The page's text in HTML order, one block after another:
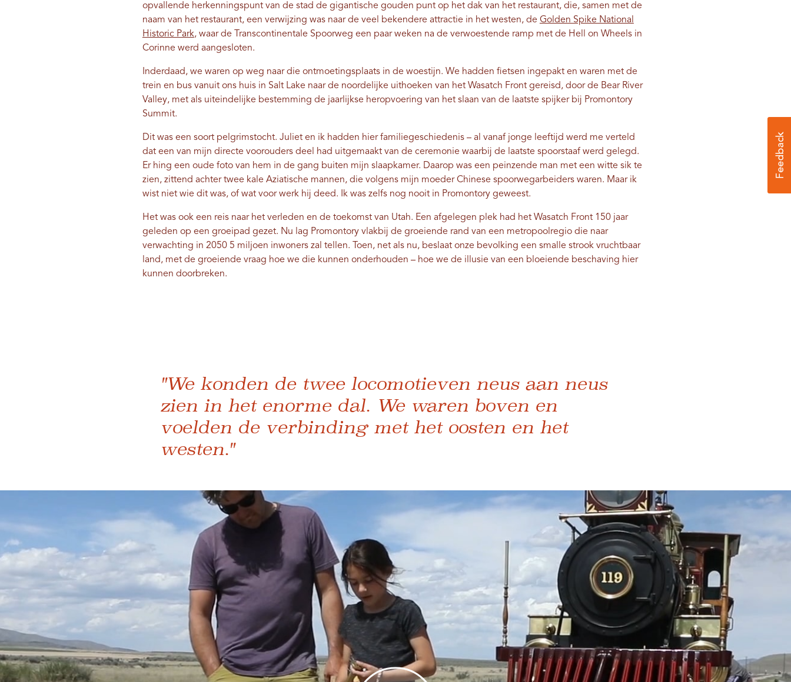
opvallende herkenningspunt van de stad de gigantische gouden punt op het dak van het restaurant, die, samen met de
naam van het restaurant, een verwijzing was naar de veel bekendere attractie in het westen, de Golden Spike National
Historic Park, waar de Transcontinentale Spoorweg een paar weken na de verwoestende ramp met de Hell on Wheels in
Corinne werd aangesloten.
Inderdaad, we waren op weg naar die ontmoetingsplaats in de woestijn. We hadden fietsen ingepakt en waren met de
trein en bus vanuit ons huis in Salt Lake naar de noordelijke uithoeken van het Wasatch Front gereisd, door de Bear River
Valley, met als uiteindelijke bestemming de jaarlijkse heropvoering van het slaan van de laatste spijker bij Promontory
Summit.
Dit was een soort pelgrimstocht. Juliet en ik hadden hier familiegeschiedenis – al vanaf jonge leeftijd werd me verteld
dat een van mijn directe voorouders deel had uitgemaakt van de ceremonie waarbij de laatste spoorstaaf werd gelegd.
Er hing een oude foto van hem in de gang buiten mijn slaapkamer. Daarop was een peinzende man met een witte sik te
zien, zittend achter twee kale Aziatische mannen, die volgens mijn moeder Chinese spoorwegarbeiders waren. Maar ik
wist niet wie dit was, of wat voor werk hij deed. Ik was zelfs nog nooit in Promontory geweest.
Het was ook een reis naar het verleden en de toekomst van Utah. Een afgelegen plek had het Wasatch Front 150 jaar
geleden op een groeipad gezet. Nu lag Promontory vlakbij de groeiende rand van een metropoolregio die naar
verwachting in 2050 5 miljoen inwoners zal tellen. Toen, net als nu, beslaat onze bevolking een smalle strook vruchtbaar
land, met de groeiende vraag hoe we die kunnen onderhouden – hoe we de illusie van een bloeiende beschaving hier
kunnen doorbreken.
"We konden de twee locomotieven neus aan neus
zien in het enorme dal. We waren boven en
voelden de verbinding met het oosten en het
westen."